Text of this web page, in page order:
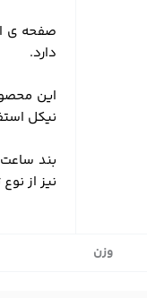
صفحه ی
دارد.
این
نیکل
بند
نیز از
وزن